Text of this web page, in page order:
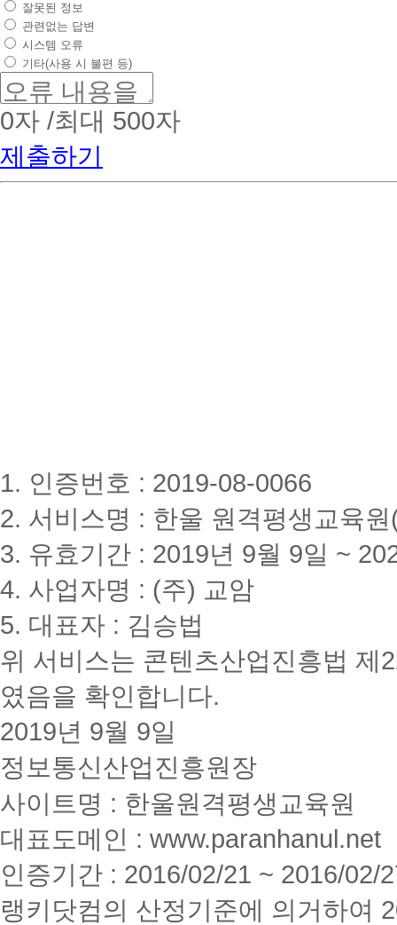
잘못된 정보
관련없는 답변
시스템 오류
기타(사용 시 불편 등)
0자 /최대 500자
제출하기
1. 인증번호 : 2019-08-0066
2. 서비스명 : 한울 원격평생교육
3. 유효기간 : 2019년 9월 9일 ~
4. 사업자명 : (주) 교암
5. 대표자 : 김승법
위 서비스는 콘텐츠산업진흥법 제
였음을 확인합니다.
2019년 9월 9일
정보통신산업진흥원장
사이트명 : 한울원격평생교육원
대표도메인 : www.paranhanul.net
인증기간 : 2016/02/21 ~ 2016/02/
랭키닷컴의 산정기준에 의거하여